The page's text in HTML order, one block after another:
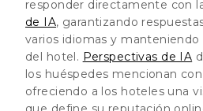
responder directamente con
de IA, garantizando
varios idiomas y
del hotel. Perspectivas de IA
los huéspedes mencionan
ofreciendo a los hoteles una